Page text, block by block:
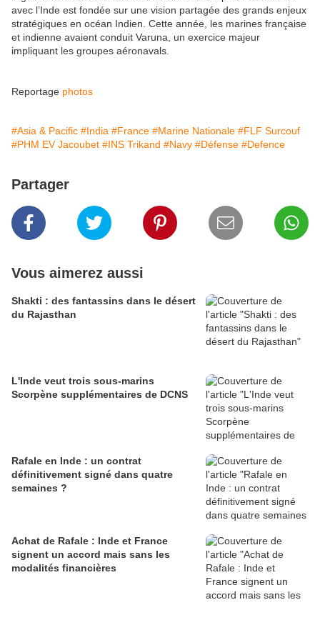
avec l’Inde est fondée sur une vision partagée des grands enjeux
stratégiques en océan Indien. Cette année, les marines française
et indienne avaient conduit Varuna, un exercice majeur
impliquant les groupes aéronavals.
Reportage photos
#Asia & Pacific #India #France #Marine Nationale #FLF Surcouf
#PHM EV Jacoubet #INS Trikand #Navy #Défense #Defence
Partager
Vous aimerez aussi
Shakti : des fantassins dans le désert
du Rajasthan
L'Inde veut trois sous-marins
Scorpène supplémentaires de DCNS
Rafale en Inde : un contrat
définitivement signé dans quatre
semaines ?
Achat de Rafale : Inde et France
signent un accord mais sans les
modalités financières